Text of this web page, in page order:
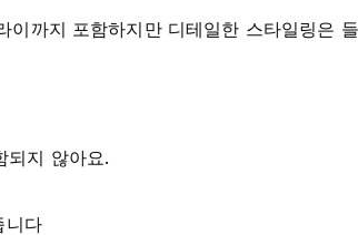
까지 포함하지만 디테일한 스타일링은
되지 않아요.
니다